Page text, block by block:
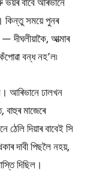
বাবে অৰিভানে
কিন্তু সময়ে পুনৰ
দীঘলীয়াকৈ, আত্মাৰ
বন্ধ নহ’ল৷
আৰিভানে ঢালখন
মাজেৰে
দিয়াৰ বাবেই সি
দাবী পিছলৈ নহয়,
দিছিল।